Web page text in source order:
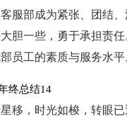
服部成为紧张、团结
胆一些，勇于承担责
员工的素质与服务水平
终总结14
移，时光如梭，转眼